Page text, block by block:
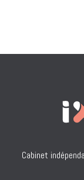
Cabinet